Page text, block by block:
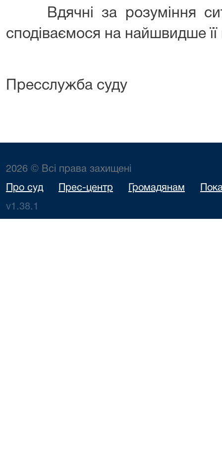
Вдячні за розуміння
сподіваємося на найшвидше
Пресслужба суду
2026 © Всі права захищені
Про суд Прес-центр Громадянам
v1.38.1